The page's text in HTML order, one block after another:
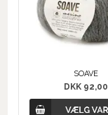
SOAVE
DKK 92,00